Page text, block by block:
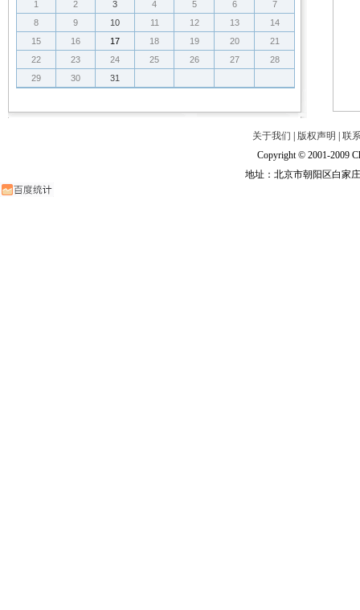
1 2 3 4 5 6
7
8
9 10 11 12 13
14
15
16 17 18 19 20
21
22
23 24 25 26 27
28
29
30 31
关于我们 版权声明
联
Copyright © 2001-2009
地址：北京市朝阳区白家